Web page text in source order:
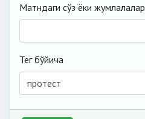
Матндаги сўз ёки
Тег бўйича